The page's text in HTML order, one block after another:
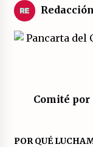
Redacción
Comité
POR QUÉ